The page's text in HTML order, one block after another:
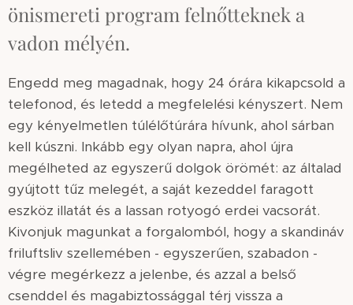
önismereti program felnőtteknek a
vadon mélyén.
Engedd meg magadnak, hogy 24 órára kikapcsold a
telefonod, és letedd a megfelelési kényszert. Nem
egy kényelmetlen túlélőtúrára hívunk, ahol sárban
kell kúszni. Inkább egy olyan napra, ahol újra
megélheted az egyszerű dolgok örömét: az általad
gyújtott tűz melegét, a saját kezeddel faragott
eszköz illatát és a lassan rotyogó erdei vacsorát.
Kivonjuk magunkat a forgalomból, hogy a skandináv
friluftsliv szellemében - egyszerűen, szabadon -
végre megérkezz a jelenbe, és azzal a belső
csenddel és magabiztossággal térj vissza a